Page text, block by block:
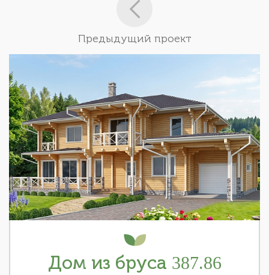
Предыдущий проект
Дом из бруса 387.86